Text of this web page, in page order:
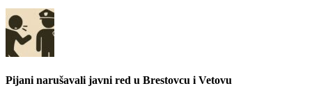
Pijani narušavali javni red u Brestovcu i Vetovu